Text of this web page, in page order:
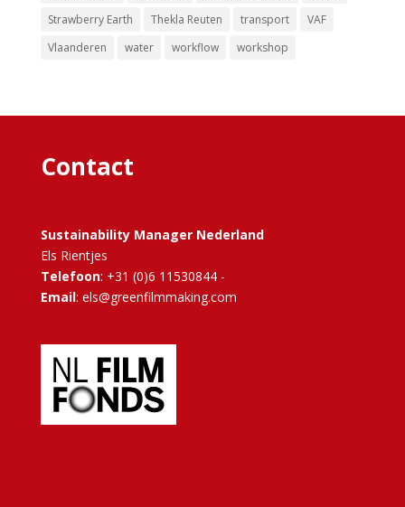
Strawberry Earth
Thekla Reuten transport
VAF
Vlaanderen
water workflow workshop
Contact
Sustainability Manager Nederland
Els Rientjes
Telefoon: +31 (0)6 11530844 -
Email: els@greenfilmmaking.com